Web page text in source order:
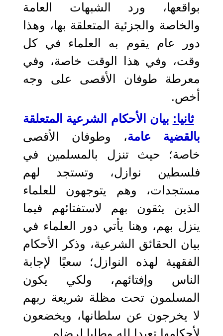
بواقعها، ورد الشبهات العامة
والخاصة والجزئية المتعلقة بها، وهذا
دور عام يقوم به العلماء في كل
وقت، وفي هذا الوقت خاصة، وفي
معرطة طوفان الأقصى على وجه
أخص.
ثانيا: بيان الأحكام الشرعية المتعلقة
بالقضية عامة، وطوفان الأقصى
خاصة؛ حيث تنزل بالمسلمين في
فلسطين نوازل، وتستجد لهم
مستجدات، وهم يتوجهون للعلماء
الذين يثقون بهم لاستفتائهم فيما
ينزل بهم، وهنا يأتي دور العلماء في
بيان الحقائق الشرعية، وذكر الأحكام
الفقهية لهذه النوازل؛ سعيًا لإجابة
الناس وإفتائهم، ولكي يكون
المسلمون تحت مظلة شريعة ربهم
لا يخرجون عن سلطانها، ويخضعون
لأحكامها تعبدا لله وطلبا لرضاه.